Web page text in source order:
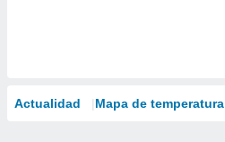
Actualidad Mapa de temperatura